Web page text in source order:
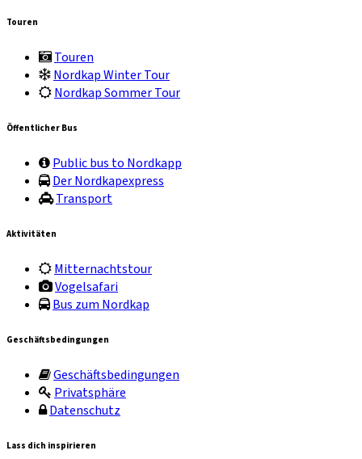
Touren
Touren
Nordkap Winter Tour
Nordkap Sommer Tour
Öffentlicher Bus
Public bus to Nordkapp
Der Nordkapexpress
Transport
Aktivitäten
Mitternachtstour
Vogelsafari
Bus zum Nordkap
Geschäftsbedingungen
Geschäftsbedingungen
Privatsphäre
Datenschutz
Lass dich inspirieren